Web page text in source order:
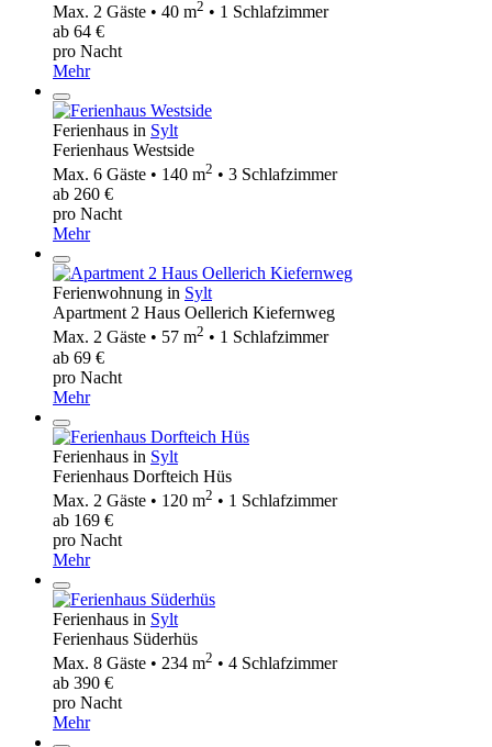
Max. 2 Gäste • 40 m2 • 1 Schlafzimmer
ab 64 €
pro Nacht
Mehr
Ferienhaus in Sylt
Ferienhaus Westside
Max. 6 Gäste • 140 m2 • 3 Schlafzimmer
ab 260 €
pro Nacht
Mehr
Ferienwohnung in Sylt
Apartment 2 Haus Oellerich Kiefernweg
Max. 2 Gäste • 57 m2 • 1 Schlafzimmer
ab 69 €
pro Nacht
Mehr
Ferienhaus in Sylt
Ferienhaus Dorfteich Hüs
Max. 2 Gäste • 120 m2 • 1 Schlafzimmer
ab 169 €
pro Nacht
Mehr
Ferienhaus in Sylt
Ferienhaus Süderhüs
Max. 8 Gäste • 234 m2 • 4 Schlafzimmer
ab 390 €
pro Nacht
Mehr